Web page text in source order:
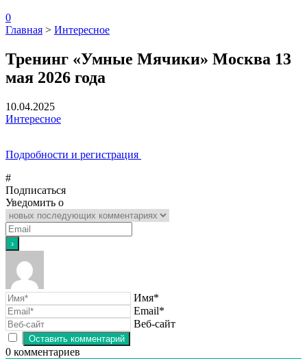
0
Главная > Интересное
Тренинг «Умные Мячики» Москва 13
мая 2026 года
10.04.2025
Интересное
Подробности и регистрация
#
Подписаться
Уведомить о
Имя*
Email*
Веб-сайт
0 комментариев